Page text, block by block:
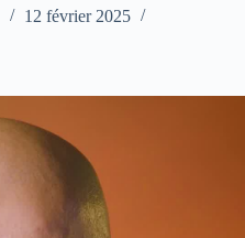
12 février 2025